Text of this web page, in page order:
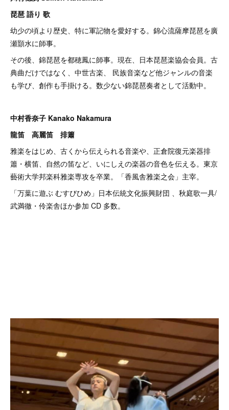
琵琶 語り 歌
幼少の頃より歴史、特に軍記物を愛好する。錦心流薩摩琵琶を廣
瀬顥水に師事。
その後、錦琵琶を都穂鳳に師事。現在、日本琵琶楽協会会員。古
典曲だけではなく、中世古楽、 民族音楽など他ジャンルの音楽
も学び、創作も手掛ける。数少ない錦琵琶奏者として活動中。
中村香奈子 Kanako Nakamura
龍笛 高麗笛 排簫
雅楽をはじめ、古くから伝えられる音楽や、正倉院復元楽器排
簫・横笛、自然の笛など、いにしえの楽器の音色を伝える。東京
藝術大学邦楽科雅楽専攻を卒業。「香風舎雅楽之会」主宰。
「万葉に遊ぶ むすびひめ」日本伝統文化振興財団 、秋庭歌一具/
武満徹・伶楽舎ほか参加 CD 多数。